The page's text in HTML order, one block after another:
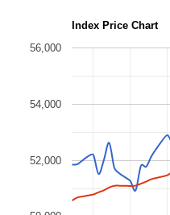
Index Price Chart
52,000
54,000
56,000